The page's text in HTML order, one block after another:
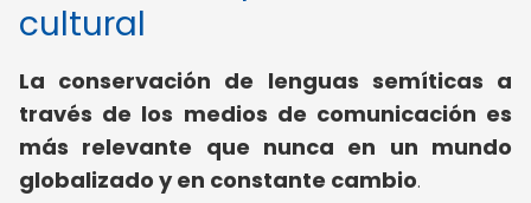
cultural
La conservación de lenguas semíticas a
través de los medios de comunicación es
más relevante que nunca en un mundo
globalizado y en constante cambio.